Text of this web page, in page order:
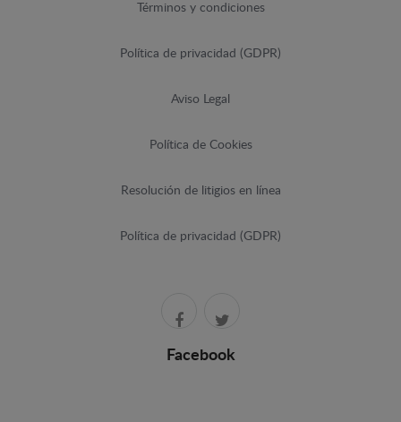
Términos y condiciones
Política de privacidad (GDPR)
Aviso Legal
Política de Cookies
Resolución de litigios en línea
Política de privacidad (GDPR)
Facebook